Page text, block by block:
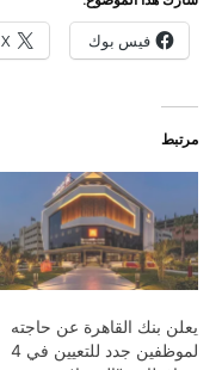
فيس بوك X
مرتبط
يعلن بنك القاهرة عن حاجته
لموظفين جدد للتعيين في 4